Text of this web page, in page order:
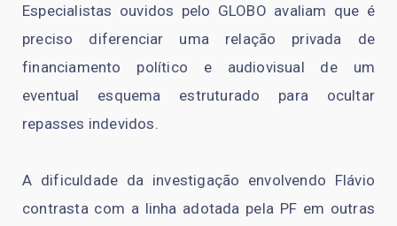
Especialistas ouvidos pelo GLOBO avaliam que é
preciso diferenciar uma relação privada de
financiamento político e audiovisual de um
eventual esquema estruturado para ocultar
repasses indevidos.
A dificuldade da investigação envolvendo Flávio
contrasta com a linha adotada pela PF em outras